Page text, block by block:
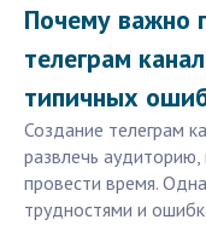
Почему важно
телеграм
типичных
Создание телеграм
развлечь
провести время.
трудностями и